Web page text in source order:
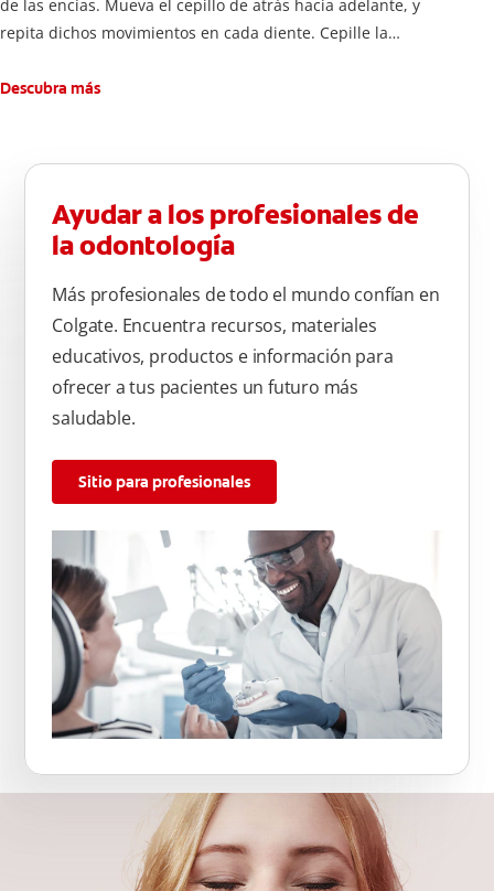
de las encías. Mueva el cepillo de atrás hacia adelante, y
repita dichos movimientos en cada diente. Cepille la
atrás hacia adelante. Cepille la superficie masticatoria (parte
atrás, arriba y abajo, en la parte superior e inferior. No se
olvide de cepillar la lengua para quitar el mal olor causado
por las bacterias.
Descubra más
Ayudar a los profesionales de
la odontología
Más profesionales de todo el mundo confían en
Colgate. Encuentra recursos, materiales
educativos, productos e información para
ofrecer a tus pacientes un futuro más
saludable.
Sitio para profesionales